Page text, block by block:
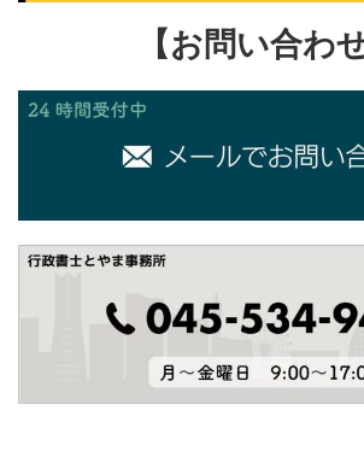
【お問い合わせ